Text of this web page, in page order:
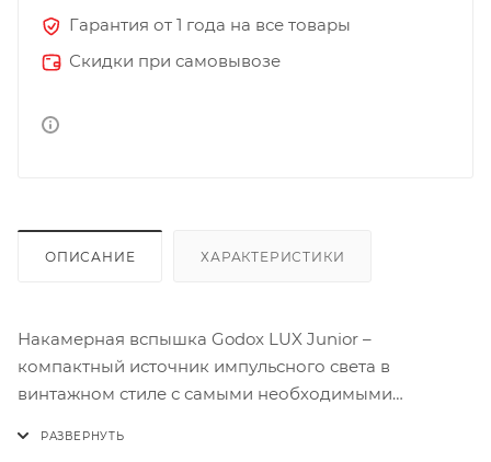
Гарантия от 1 года на все товары
Скидки при самовывозе
ОПИСАНИЕ ХАРАКТЕРИСТИКИ
Накамерная вспышка Godox LUX Junior –
компактный источник импульсного света в
винтажном стиле с самыми необходимыми